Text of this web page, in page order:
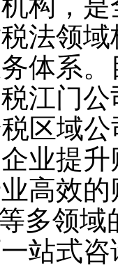
法领
务体系
江门
区域
业提
高效
多领
站式